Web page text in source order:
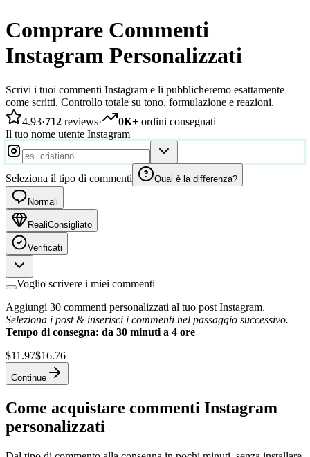
Comprare Commenti
Instagram Personalizzati
Scrivi i tuoi commenti Instagram e li pubblicheremo esattamente
come scritti. Controllo totale su tono, formulazione e reazioni.
4.93·712 reviews· 0K+ ordini consegnati
Il tuo nome utente Instagram
Seleziona il tipo di commenti Qual è la differenza?
Normali
RealiConsigliato
Verificati
Voglio scrivere i miei commenti
Aggiungi 30 commenti personalizzati al tuo post Instagram.
Seleziona i post & inserisci i commenti nel passaggio successivo.
Tempo di consegna: da 30 minuti a 4 ore
$11.97$16.76
Continue
Come acquistare commenti Instagram
personalizzati